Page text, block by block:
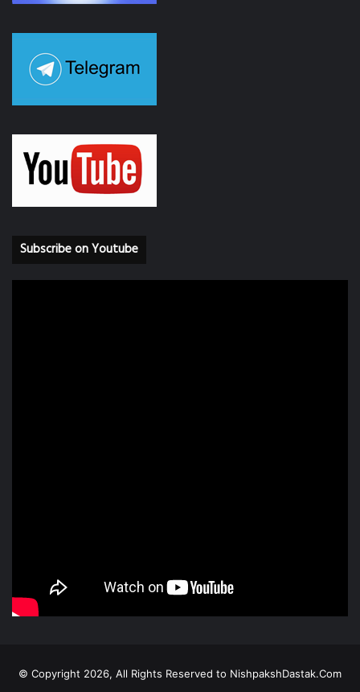
Subscribe on Youtube
© Copyright 2026, All Rights Reserved to NishpakshDastak.Com